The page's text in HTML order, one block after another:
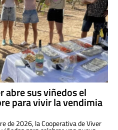
abre sus viñedos el
para vivir la vendimia
de 2026, la Cooperativa de Viver